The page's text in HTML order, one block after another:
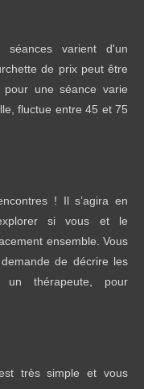
varient d'un
de prix peut être
une séance varie
fluctue entre 45 et 75
! Il s’agira en
si vous et le
ensemble. Vous
de décrire les
thérapeute, pour
très simple et vous